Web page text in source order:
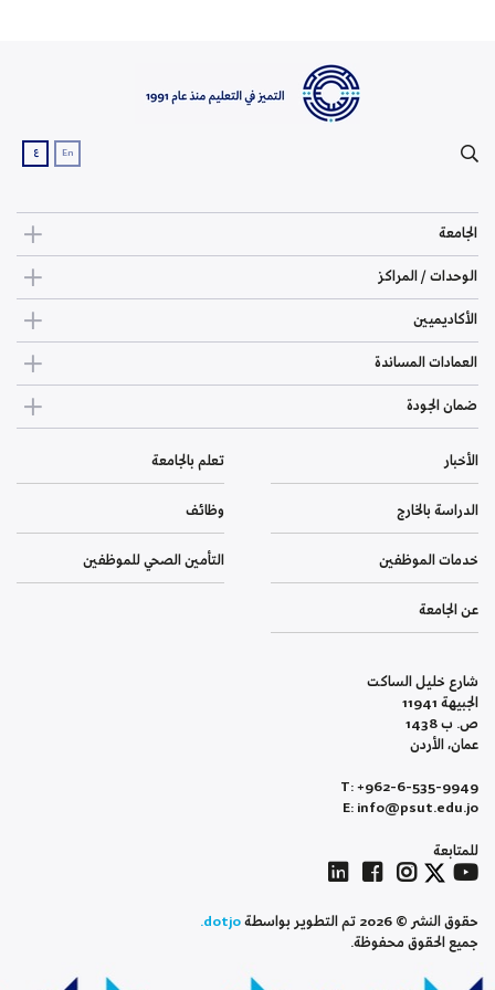
En ع
الجامعة
الوحدات / المراكز
الأكاديميين
العمادات المساندة
ضمان الجودة
الأخبار تعلم بالجامعة
الدراسة بالخارج وظائف
خدمات الموظفين التأمين الصحي للموظفين
عن الجامعة
شارع خليل الساكت
الجبيهة 11941
ص. ب 1438
عمان، الأردن
T: +962-6-535-9949
E: info@psut.edu.jo
للمتابعة
حقوق النشر © 2026 تم التطوير بواسطة
dotjo.
جميع الحقوق محفوظة.